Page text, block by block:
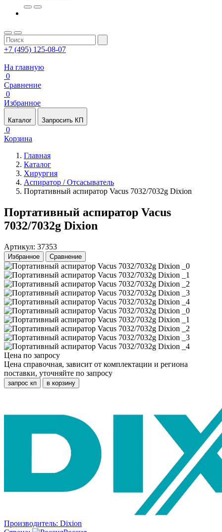
+7 (495) 125-08-07
На главную
0
Сравнение
0
Избранное
Каталог Запросить КП
0
Корзина
Главная
Каталог
Хирургия
Аспиратор / Отсасыватель
Портативный аспиратор Vacus 7032/7032g Dixion
Портативный аспиратор Vacus
7032/7032g Dixion
Артикул: 37353
Избранное Сравнение
Цена по запросу
Цена справочная, зависит от комплектации и региона
поставки, уточняйте по запросу
запрос кп в корзину
Производитель: Dixion